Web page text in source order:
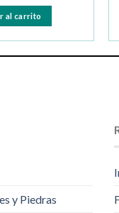
al carrito
y Piedras